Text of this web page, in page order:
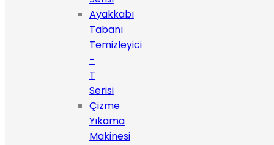
Ayakkabı
Tabanı
Temizleyici
-
T
Serisi
Çizme
Yıkama
Makinesi